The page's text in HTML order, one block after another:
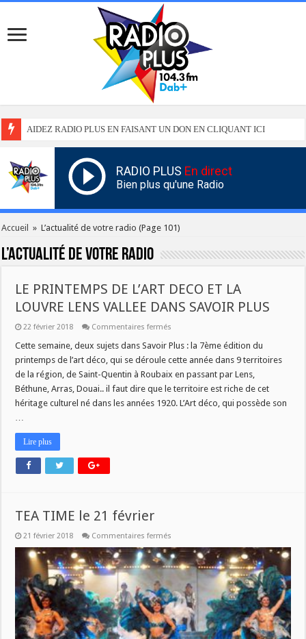
AIDEZ RADIO PLUS EN FAISANT UN DON EN CLIQUANT ICI
RADIO PLUS En direct
Bien plus qu'une Radio
Accueil » L’actualité de votre radio (Page 101)
L’actualité de votre radio
LE PRINTEMPS DE L’ART DECO ET LA
LOUVRE LENS VALLEE DANS SAVOIR PLUS
22 février 2018 Commentaires fermés
PRINTEMPS
L’ART
DECO
ET
LA
LENS
Cette semaine, deux sujets dans Savoir Plus : la 7ème édition du
printemps de l’art déco, qui se déroule cette année dans 9 territoires
de la région, de Saint-Quentin à Roubaix en passant par Lens,
Béthune, Arras, Douai.. il faut dire que le territoire est riche de cet
héritage culturel né dans les années 1920. L’Art déco, qui possède son
…
Lire plus
TEA TIME le 21 février
21 février 2018 Commentaires fermés
TIME
le
21
février